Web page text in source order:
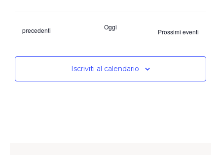
Eventi
precedenti Oggi
Prossimi eventi
Iscriviti al calendario